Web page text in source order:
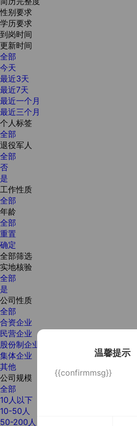
温馨提示
{{confirmmsg}}
性别要求
学历要求
到岗时间
更新时间
全部
今天
最近3天
最近7天
最近一个月
最近三个月
个人标签
全部
退役军人
全部
否
是
工作性质
全部
年龄
全部
重置
确定
全部筛选
实地核验
全部
是
公司性质
全部
合资企业
民营企业
股份制企业
集体企业
其他
公司规模
全部
10人以下
10-50人
50-200人